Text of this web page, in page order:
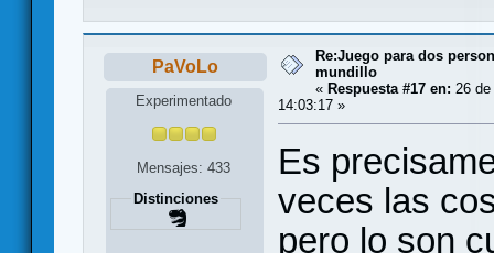
PaVoLo
Experimentado
Mensajes: 433
Distinciones
Re:Juego para dos
mundillo
« Respuesta #17 en: 26
14:03:17 »
Es
veces las
pero lo son